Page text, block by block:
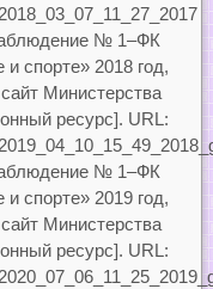
№ 1–ФК
спорте» 2018 год,
Министерства
ресурс]. URL:
№ 1–ФК
спорте» 2019 год,
Министерства
ресурс]. URL: